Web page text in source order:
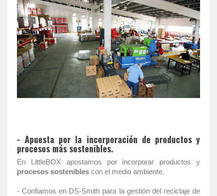
- Apuesta por la incorporación de productos y
procesos más sostenibles.
En LittleBOX apostamos por incorporar productos y
procesos sostenibles con el medio ambiente.
- Confiamos en DS-Smith para la gestión del reciclaje de